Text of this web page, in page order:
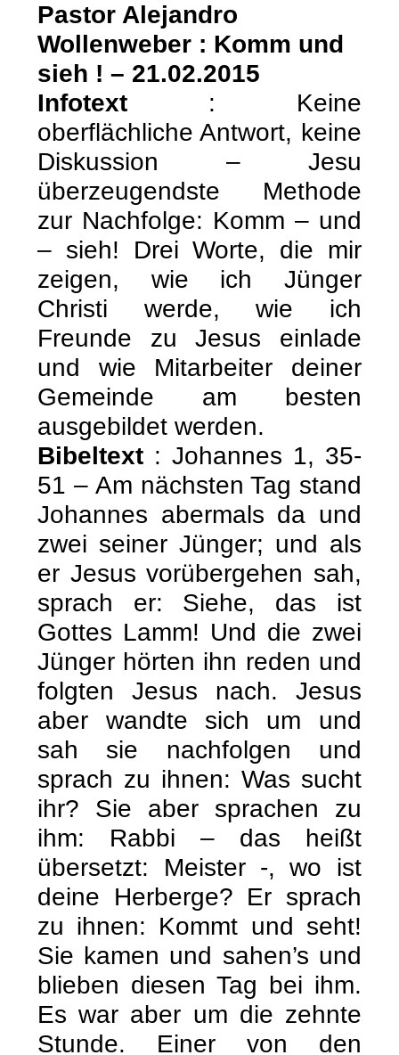
Pastor Alejandro
Wollenweber : Komm und
sieh ! – 21.02.2015
Infotext : Keine
oberflächliche Antwort, keine
Diskussion – Jesu
überzeugendste Methode
zur Nachfolge: Komm – und
– sieh! Drei Worte, die mir
zeigen, wie ich Jünger
Christi werde, wie ich
Freunde zu Jesus einlade
und wie Mitarbeiter deiner
Gemeinde am besten
ausgebildet werden.
Bibeltext : Johannes 1, 35-
51 – Am nächsten Tag stand
Johannes abermals da und
zwei seiner Jünger; und als
er Jesus vorübergehen sah,
sprach er: Siehe, das ist
Gottes Lamm! Und die zwei
Jünger hörten ihn reden und
folgten Jesus nach. Jesus
aber wandte sich um und
sah sie nachfolgen und
sprach zu ihnen: Was sucht
ihr? Sie aber sprachen zu
ihm: Rabbi – das heißt
übersetzt: Meister -, wo ist
deine Herberge? Er sprach
zu ihnen: Kommt und seht!
Sie kamen und sahen’s und
blieben diesen Tag bei ihm.
Es war aber um die zehnte
Stunde. Einer von den